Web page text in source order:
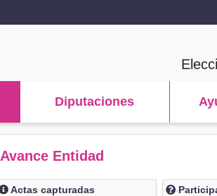
Diputaciones
Avance Entidad
Actas capturadas